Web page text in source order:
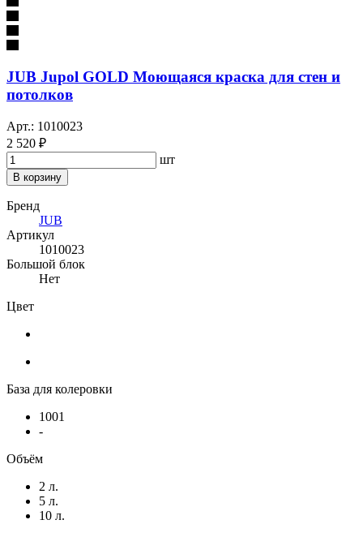
JUB Jupol GOLD Моющаяся краска для стен и
потолков
Арт.: 1010023
2 520 ₽
шт
В корзину
Бренд
JUB
Артикул
1010023
Большой блок
Нет
Цвет
База для колеровки
1001
-
Объём
2 л.
5 л.
10 л.